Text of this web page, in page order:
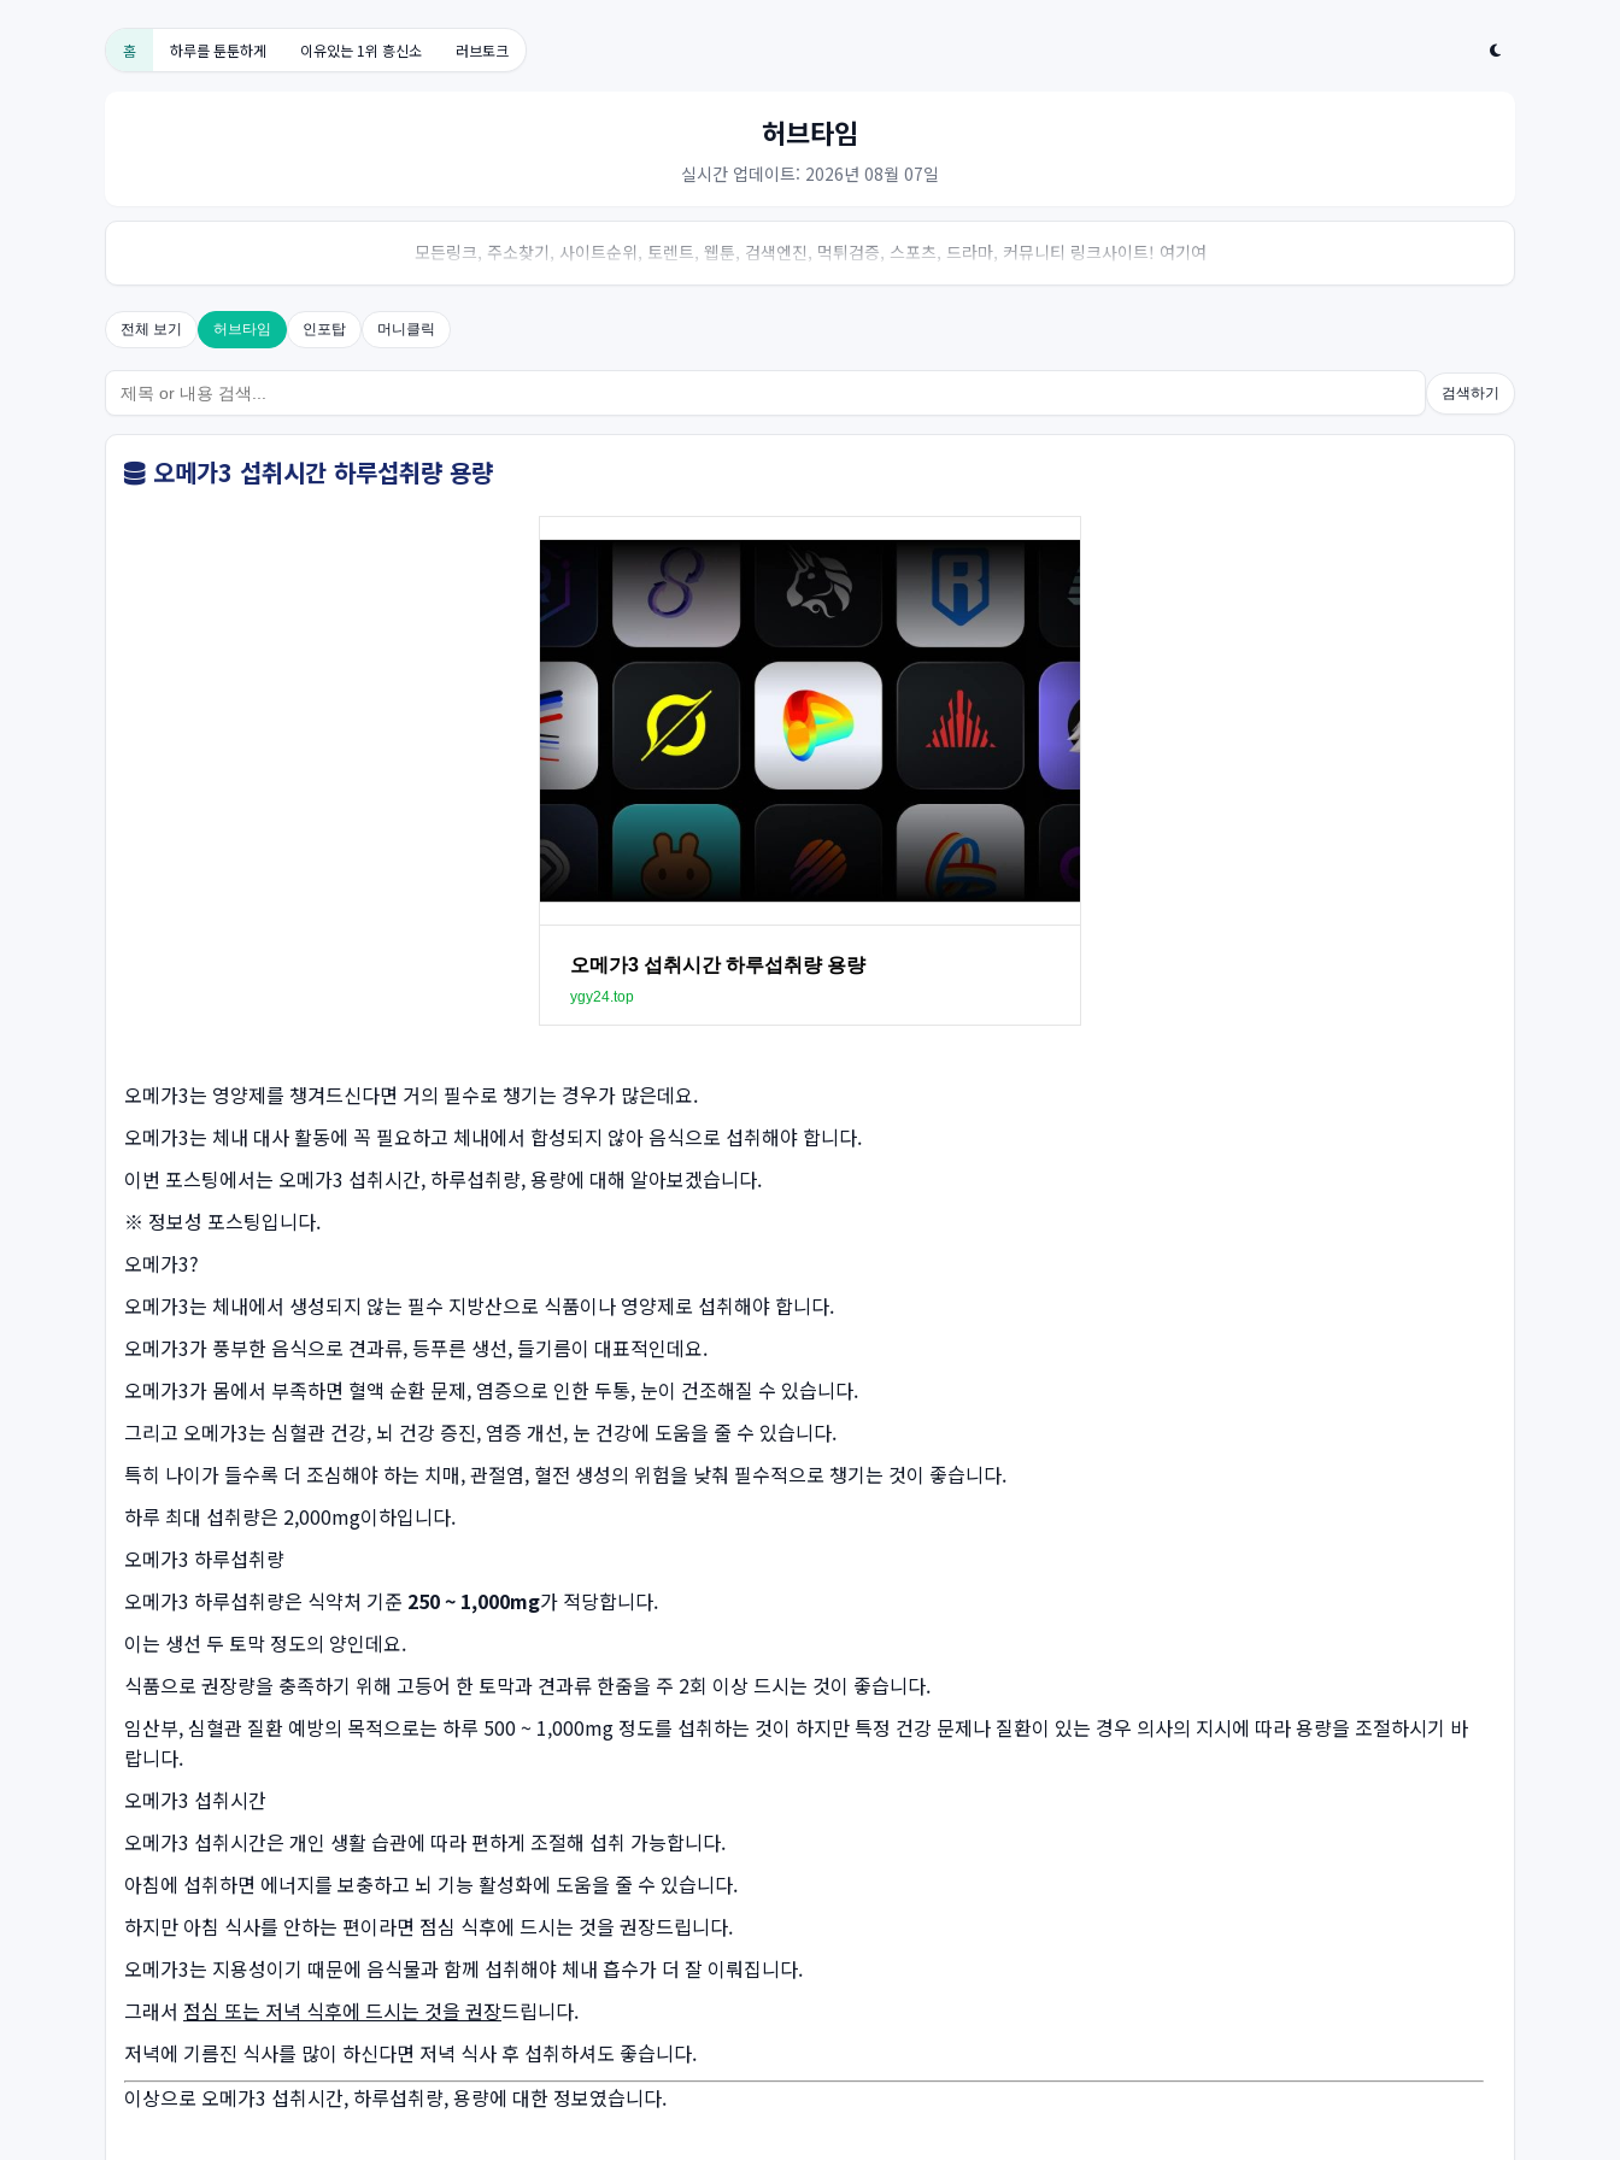
홈 하루를 툰툰하게 이유있는 1위 흥신소 러브토크
허브타임
실시간 업데이트: 2026년 08월 07일
모든링크, 주소찾기, 사이트순위, 토렌트, 웹툰, 검색엔진, 먹튀검증, 스포츠, 드라마, 커뮤니티 링크사이트! 여기여
전체 보기 허브타임 인포탑 머니클릭
검색하기
오메가3 섭취시간 하루섭취량 용량
오메가3 섭취시간 하루섭취량 용량
ygy24.top
오메가3는 영양제를 챙겨드신다면 거의 필수로 챙기는 경우가 많은데요.
오메가3는 체내 대사 활동에 꼭 필요하고 체내에서 합성되지 않아 음식으로 섭취해야 합니다.
이번 포스팅에서는 오메가3 섭취시간, 하루섭취량, 용량에 대해 알아보겠습니다.
※ 정보성 포스팅입니다.
오메가3?
오메가3는 체내에서 생성되지 않는 필수 지방산으로 식품이나 영양제로 섭취해야 합니다.
오메가3가 풍부한 음식으로 견과류, 등푸른 생선, 들기름이 대표적인데요.
오메가3가 몸에서 부족하면 혈액 순환 문제, 염증으로 인한 두통, 눈이 건조해질 수 있습니다.
그리고 오메가3는 심혈관 건강, 뇌 건강 증진, 염증 개선, 눈 건강에 도움을 줄 수 있습니다.
특히 나이가 들수록 더 조심해야 하는 치매, 관절염, 혈전 생성의 위험을 낮춰 필수적으로 챙기는 것이 좋습니다.
하루 최대 섭취량은 2,000mg이하입니다.
오메가3 하루섭취량
오메가3 하루섭취량은 식약처 기준 250 ~ 1,000mg가 적당합니다.
이는 생선 두 토막 정도의 양인데요.
식품으로 권장량을 충족하기 위해 고등어 한 토막과 견과류 한줌을 주 2회 이상 드시는 것이 좋습니다.
임산부, 심혈관 질환 예방의 목적으로는 하루 500 ~ 1,000mg 정도를 섭취하는 것이 하지만 특정 건강 문제나 질환이 있는 경우 의사의 지시에 따라 용량을 조절하시기 바
랍니다.
오메가3 섭취시간
오메가3 섭취시간은 개인 생활 습관에 따라 편하게 조절해 섭취 가능합니다.
아침에 섭취하면 에너지를 보충하고 뇌 기능 활성화에 도움을 줄 수 있습니다.
하지만 아침 식사를 안하는 편이라면 점심 식후에 드시는 것을 권장드립니다.
오메가3는 지용성이기 때문에 음식물과 함께 섭취해야 체내 흡수가 더 잘 이뤄집니다.
그래서 점심 또는 저녁 식후에 드시는 것을 권장드립니다.
저녁에 기름진 식사를 많이 하신다면 저녁 식사 후 섭취하셔도 좋습니다.
이상으로 오메가3 섭취시간, 하루섭취량, 용량에 대한 정보였습니다.